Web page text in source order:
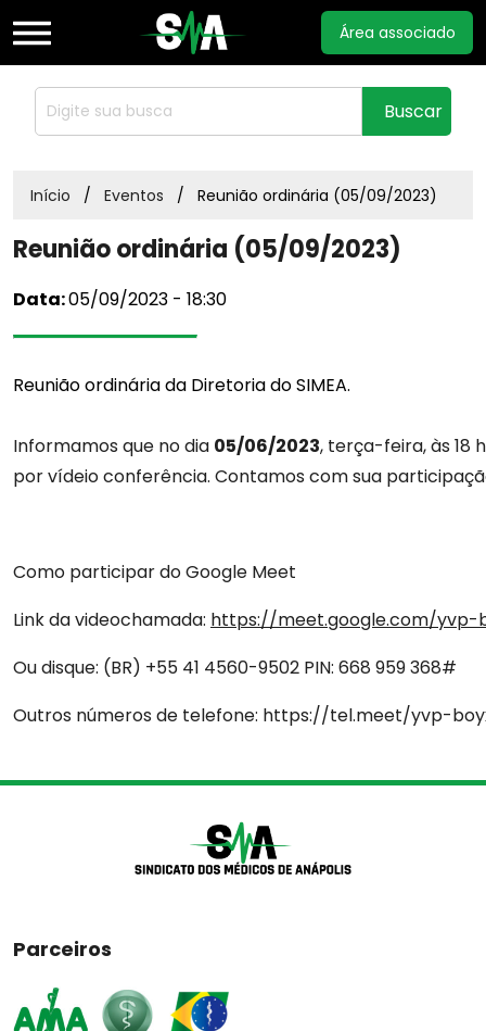
Notícias
Acordos
Estatuto
Diretoria
Área associado
Buscar
Início Eventos Reunião ordinária (05/09/2023)
Reunião ordinária (05/09/2023)
Data:05/09/2023 - 18:30
Reunião ordinária da Diretoria do SIMEA.
Informamos que no dia 05/06/2023, terça-feira, às 18
por vídeio conferência. Contamos com sua
Como participar do Google Meet
Link da videochamada: https://meet.google.com/yvp-
Ou disque: ‪(BR) +55 41 4560-9502‬ PIN: ‪668 959 368‬#
Outros números de telefone: https://tel.meet/yvp-
Parceiros